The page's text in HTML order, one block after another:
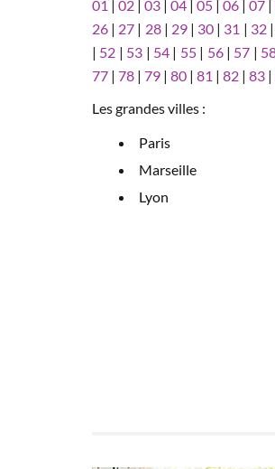
01 |02 |03 |04 |05 |06 |07 |
26 | 27 | 28| 29| 30 | 31 | 32|
| 52 | 53 | 54 | 55| 56| 57 |
77 | 78 | 79 | 80 | 81 | 82 | 83 |
Les grandes villes :
Paris
Marseille
Lyon